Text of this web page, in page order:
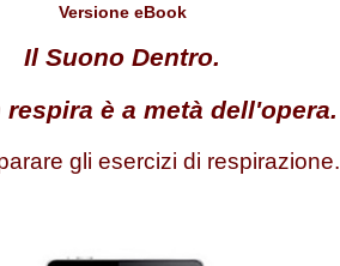
Versione eBook
Il Suono Dentro.
respira è a metà dell'opera.
gli esercizi di respirazione.